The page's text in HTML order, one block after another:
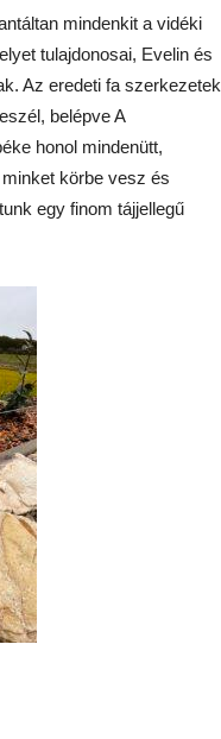
mindenkit a vidéki
tulajdonosai, Evelin és
Az eredeti fa szerkezetek
belépve A
honol mindenütt,
körbe vesz és
egy finom tájjellegű